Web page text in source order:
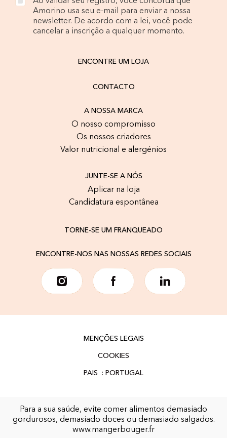
Amorino usa seu e-mail para enviar a nossa
newsletter. De acordo com a lei, você pode
cancelar a inscrição a qualquer momento.
ENCONTRE UM LOJA
CONTACTO
A NOSSA MARCA
O nosso compromisso
Os nossos criadores
Valor nutricional e alergénios
JUNTE-SE A NÓS
Aplicar na loja
Candidatura espontânea
TORNE-SE UM FRANQUEADO
ENCONTRE-NOS NAS NOSSAS REDES SOCIAIS
MENÇÕES LEGAIS
COOKIES
Para a sua saúde, evite comer alimentos demasiado
gordurosos, demasiado doces ou demasiado salgados.
www.mangerbouger.fr